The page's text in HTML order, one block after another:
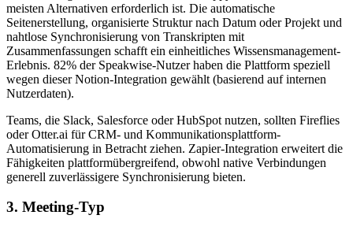
meisten Alternativen erforderlich ist. Die automatische
Seitenerstellung, organisierte Struktur nach Datum oder Projekt und
nahtlose Synchronisierung von Transkripten mit
Zusammenfassungen schafft ein einheitliches Wissensmanagement-
Erlebnis. 82% der Speakwise-Nutzer haben die Plattform speziell
wegen dieser Notion-Integration gewählt (basierend auf internen
Nutzerdaten).
Teams, die Slack, Salesforce oder HubSpot nutzen, sollten Fireflies
oder Otter.ai für CRM- und Kommunikationsplattform-
Automatisierung in Betracht ziehen. Zapier-Integration erweitert die
Fähigkeiten plattformübergreifend, obwohl native Verbindungen
generell zuverlässigere Synchronisierung bieten.
3. Meeting-Typ